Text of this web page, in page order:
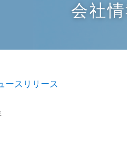
会社情
ースリリース